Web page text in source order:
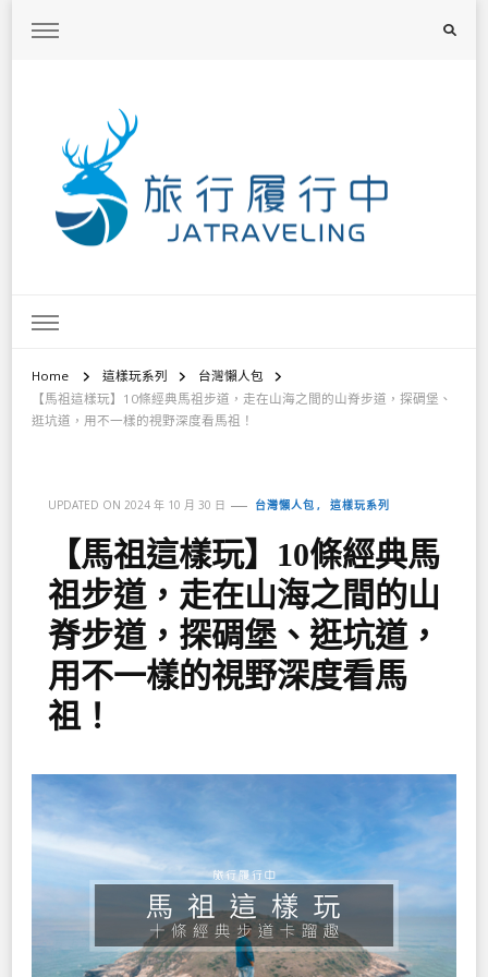
Home 這樣玩系列
台灣懶人包
【馬祖這樣玩】10條經典馬祖步道，走在山海之間的山脊步道，探碉堡、
逛坑道，用不一樣的視野深度看馬祖！
UPDATED ON 2024 年 10 月 30 日 台灣懶人包 這樣玩系列
【馬祖這樣玩】10條經典馬
祖步道，走在山海之間的山
脊步道，探碉堡、逛坑道，
用不一樣的視野深度看馬
祖！